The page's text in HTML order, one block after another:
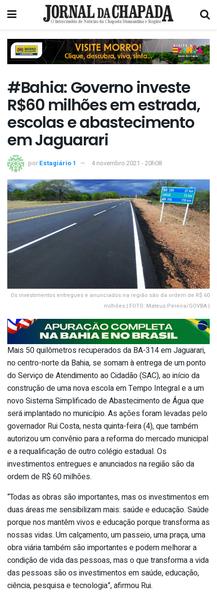
#Bahia: Governo investe
R$60 milhões em estrada,
escolas e abastecimento
em Jaguarari
por Estagiário 1 4 novembro 2021 - 20h08
Os investimentos entregues e anunciados na região são da ordem de R$ 60
milhões | FOTO: Mateus Pereira/GOVBA |
Mais 50 quilômetros recuperados da BA-314 em Jaguarari,
no centro-norte da Bahia, se somam à entrega de um ponto
do Serviço de Atendimento ao Cidadão (SAC), ao início da
construção de uma nova escola em Tempo Integral e a um
novo Sistema Simplificado de Abastecimento de Água que
será implantado no município. As ações foram levadas pelo
governador Rui Costa, nesta quinta-feira (4), que também
autorizou um convênio para a reforma do mercado municipal
e a requalificação de outro colégio estadual. Os
investimentos entregues e anunciados na região são da
ordem de R$ 60 milhões.
“Todas as obras são importantes, mas os investimentos em
duas áreas me sensibilizam mais: saúde e educação. Saúde
porque nos mantêm vivos e educação porque transforma as
nossas vidas. Um calçamento, um passeio, uma praça, uma
obra viária também são importantes e podem melhorar a
condição de vida das pessoas, mas o que transforma a vida
das pessoas são os investimentos em saúde, educação,
ciência, pesquisa e tecnologia”, afirmou Rui.